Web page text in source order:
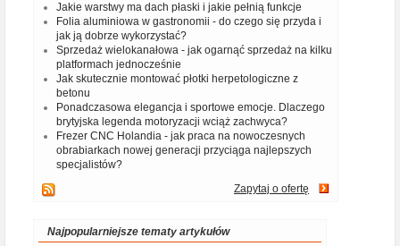
Jakie warstwy ma dach płaski i jakie pełnią funkcje
Folia aluminiowa w gastronomii - do czego się przyda i
jak ją dobrze wykorzystać?
Sprzedaż wielokanałowa - jak ogarnąć sprzedaż na kilku
platformach jednocześnie
Jak skutecznie montować płotki herpetologiczne z
betonu
Ponadczasowa elegancja i sportowe emocje. Dlaczego
brytyjska legenda motoryzacji wciąż zachwyca?
Frezer CNC Holandia - jak praca na nowoczesnych
obrabiarkach nowej generacji przyciąga najlepszych
specjalistów?
Zapytaj o ofertę
Najpopularniejsze tematy artykułów